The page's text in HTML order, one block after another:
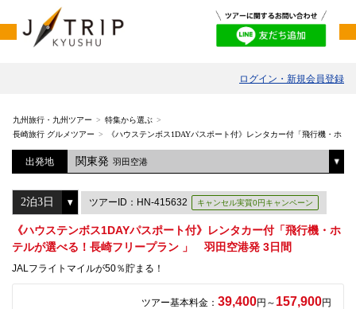
ログイン・新規会員登録
九州旅行・九州ツアー
特集から選ぶ
長崎旅行 グルメツアー
《ハウステンボス1DAYパスポート付》レンタカー付「飛行機・ホ
出発地 関東発 羽田空港
ツアーID：HN-415632 キャンセル実質0円キャンペーン
《ハウステンボス1DAYパスポート付》レンタカー付「飛行機・ホ
テルが選べる！長崎フリープラン 」 羽田空港発 3日間
JALフライトマイルが50％貯まる！
ツアー基本料金： 39,400円～ 157,900円